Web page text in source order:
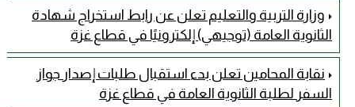
وزارة التربية والتعليم تعلن عن رابط استخراج شهادة
الثانوية العامة (توجيهي) إلكترونيًا في قطاع غزة
نقابة المحامين تعلن بدء استقبال طلبات إصدار جواز
السفر لطلبة الثانوية العامة في قطاع غزة